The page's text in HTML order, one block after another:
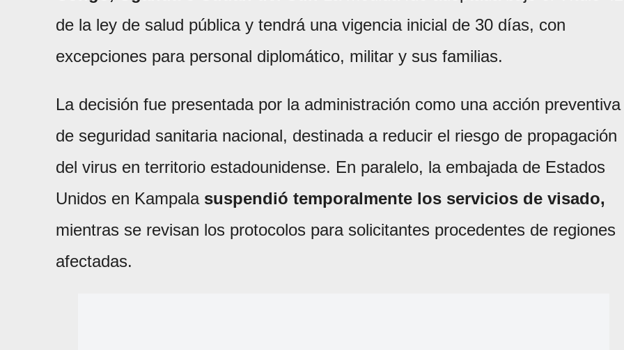
de la ley de salud pública y tendrá una vigencia inicial de 30 días, con
excepciones para personal diplomático, militar y sus familias.
La decisión fue presentada por la administración como una acción preventiva
de seguridad sanitaria nacional, destinada a reducir el riesgo de propagación
del virus en territorio estadounidense. En paralelo, la embajada de Estados
Unidos en Kampala suspendió temporalmente los servicios de visado,
mientras se revisan los protocolos para solicitantes procedentes de regiones
afectadas.